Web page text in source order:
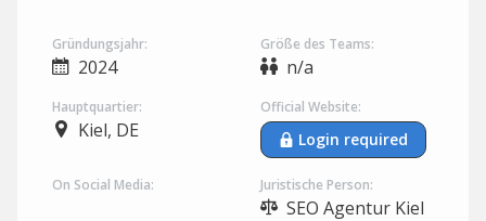
Gründungsjahr:
2024
Größe des Teams:
n/a
Hauptquartier:
Kiel, DE
Official Website:
Login required
On Social Media: Juristische Person:
SEO Agentur Kiel